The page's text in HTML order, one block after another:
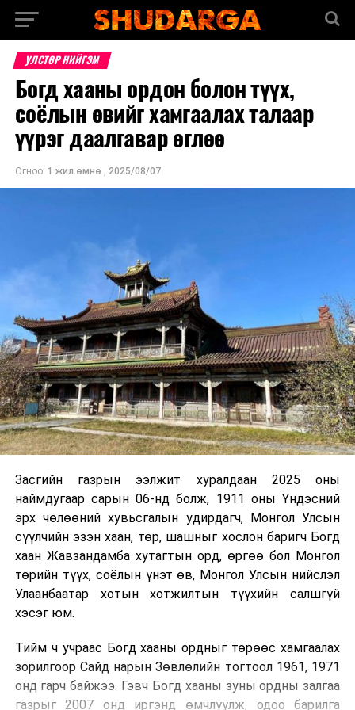
УЛСТӨР НИЙГЭМ
Богд хааны ордон болон түүх,
соёлын өвийг хамгаалах талаар
үүрэг даалгавар өглөө
Огноо: 1 жил.өмнө , 2025/08/07
Засгийн газрын ээлжит хуралдаан 2025 оны
наймдугаар сарын 06-нд болж, 1911 оны Үндэсний
эрх чөлөөний хувьсгалын удирдагч, Монгол Улсын
сүүлчийн эзэн хаан, төр, шашныг хослон баригч Богд
хаан Жавзандамба хутагтын орд, өргөө бол Монгол
төрийн түүх, соёлын үнэт өв, Монгол Улсын нийслэл
Улаанбаатар хотын хотжилтын түүхийн салшгүй
хэсэг юм.
Тийм ч учраас Богд хааны ордныг төрөөс хамгаалах
зорилгоор Сайд нарын Зөвлөлийн тогтоол 1961, 1971
онд гарч байжээ. Гэвч Богд хааны зуны ордны залгаа
газрыг 2007 онд иргэнд өмчлүүлж, одоо барилга